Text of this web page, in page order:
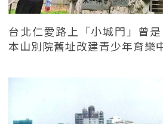
台北仁愛路上「小城門」曾
本山別院舊址改建青少年育樂